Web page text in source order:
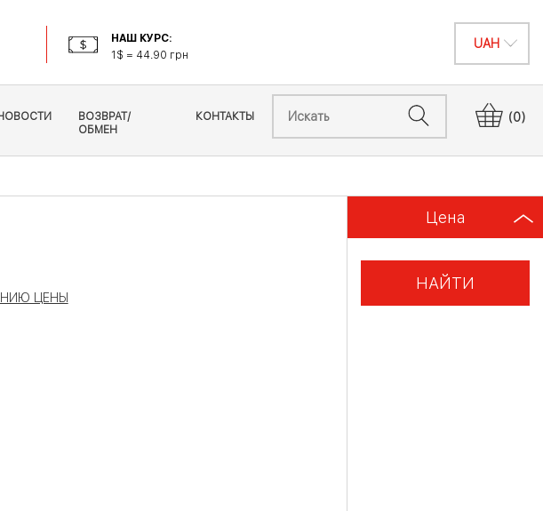
НАШ КУРС:
1$ = 44.90 грн
(0)
ВОЗВРАТ/
ОБМЕН
КОНТАКТЫ
Цена
НАЙТИ
ЦЕНЫ